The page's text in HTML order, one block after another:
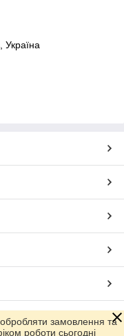
Україна
замовлення та
роботи сьогодні